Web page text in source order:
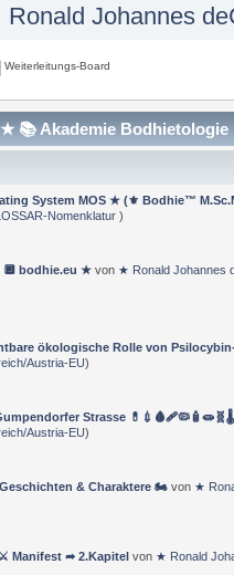
Johannes
Weiterleitungs-Board
📚 Akademie
System MOS ★ (⚜ Bodhie™
Nomenklatur)
🔲 bodhie.eu ★ von ★ Ronald Johannes
ökologische Rolle von
Austria-EU)
Strasse
Austria-EU)
& Charaktere 🏍 von ★
Manifest ➦ 2.Kapitelvon ★ Ronald